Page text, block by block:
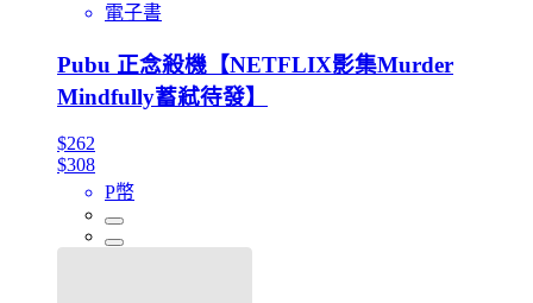
電子書
Pubu 正念殺機【NETFLIX影集Murder
Mindfully蓄弒待發】
$262
$308
P幣